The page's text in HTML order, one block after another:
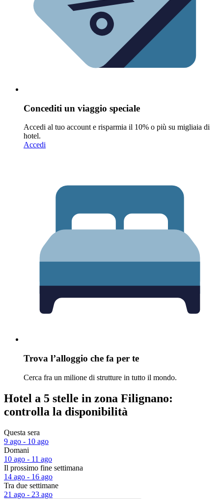
Concediti un viaggio speciale
Accedi al tuo account e risparmia il 10% o più su migliaia di
hotel.
Accedi
Trova l’alloggio che fa per te
Cerca fra un milione di strutture in tutto il mondo.
Hotel a 5 stelle in zona Filignano:
controlla la disponibilità
Questa sera
9 ago - 10 ago
Domani
10 ago - 11 ago
Il prossimo fine settimana
14 ago - 16 ago
Tra due settimane
21 ago - 23 ago